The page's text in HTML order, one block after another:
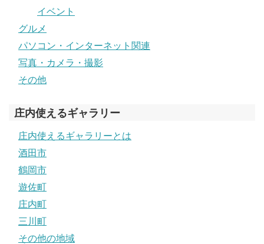
イベント
グルメ
パソコン・インターネット関連
写真・カメラ・撮影
その他
庄内使えるギャラリー
庄内使えるギャラリーとは
酒田市
鶴岡市
遊佐町
庄内町
三川町
その他の地域